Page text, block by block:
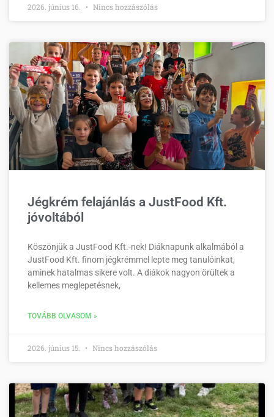
2026. június 16. Nincs hozzászólás
Jégkrém felajánlás a JustFood Kft.
jóvoltából
Köszönjük a JustFood Kft.-nek! Diáknapunk alkalmából a
JustFood Kft. finom jégkrémmel lepte meg tanulóinkat,
aminek hatalmas sikere volt. A diákok nagyon örültek a
kellemes meglepetésnek,
TOVÁBB OLVASOM »
2026. június 15. Nincs hozzászólás